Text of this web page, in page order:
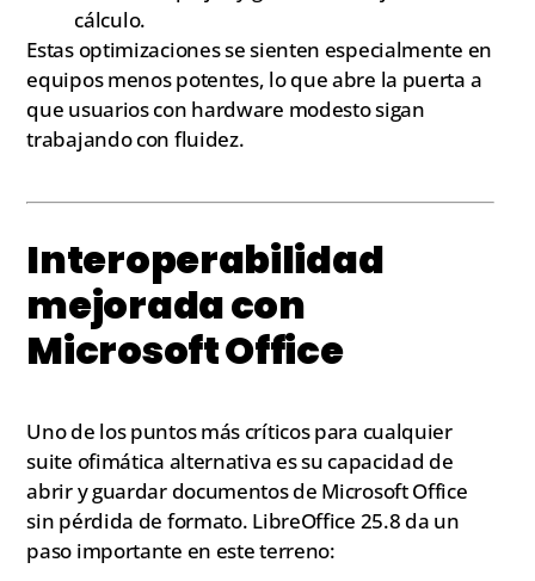
cálculo.
Estas optimizaciones se sienten especialmente en
equipos menos potentes, lo que abre la puerta a
que usuarios con hardware modesto sigan
trabajando con fluidez.
Interoperabilidad
mejorada con
Microsoft Office
Uno de los puntos más críticos para cualquier
suite ofimática alternativa es su capacidad de
abrir y guardar documentos de Microsoft Office
sin pérdida de formato. LibreOffice 25.8 da un
paso importante en este terreno: